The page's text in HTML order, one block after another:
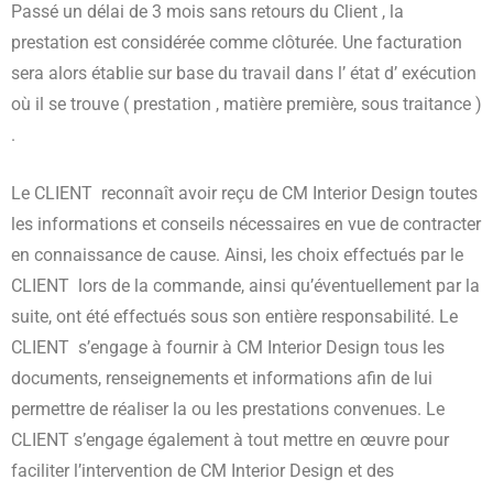
Passé un délai de 3 mois sans retours du Client , la
prestation est considérée comme clôturée. Une facturation
sera alors établie sur base du travail dans l’ état d’ exécution
où il se trouve ( prestation , matière première, sous traitance )
.
Le CLIENT reconnaît avoir reçu de CM Interior Design toutes
les informations et conseils nécessaires en vue de contracter
en connaissance de cause. Ainsi, les choix effectués par le
CLIENT lors de la commande, ainsi qu’éventuellement par la
suite, ont été effectués sous son entière responsabilité. Le
CLIENT s’engage à fournir à CM Interior Design tous les
documents, renseignements et informations afin de lui
permettre de réaliser la ou les prestations convenues. Le
CLIENT s’engage également à tout mettre en œuvre pour
faciliter l’intervention de CM Interior Design et des